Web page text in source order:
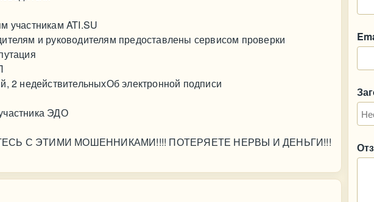
участникам ATI.SU
и руководителям предоставлены сервисом проверки
2 недействительныхОб электронной подписи
ЭДО
С ЭТИМИ МОШЕННИКАМИ!!!! ПОТЕРЯЕТЕ НЕРВЫ И ДЕНЬГИ!!!